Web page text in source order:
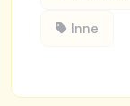
Inne